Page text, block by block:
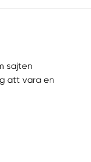
sajten
att vara en